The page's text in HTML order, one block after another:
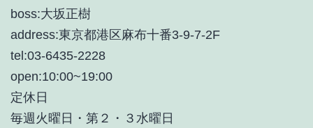
boss:大坂正樹
address:東京都港区麻布十番3-9-7-2F
tel:03-6435-2228
open:10:00~19:00
定休日
毎週火曜日・第２・３水曜日